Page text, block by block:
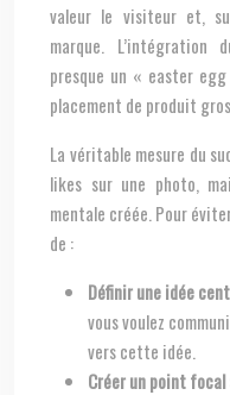
valeur le visiteur et,
marque.
presque un « easter
placement de produit
La véritable mesure du
likes sur une photo,
mentale créée. Pour
de :
Définir une idée
vous voulez
vers cette idée.
Créer un point focal